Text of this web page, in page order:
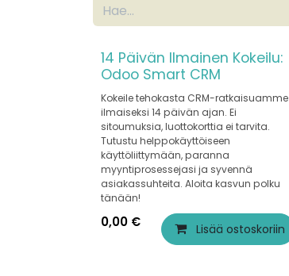
14 Päivän Ilmainen Kokeilu:
Odoo Smart CRM
Kokeile tehokasta CRM-ratkaisuamme
ilmaiseksi 14 päivän ajan. Ei
sitoumuksia, luottokorttia ei tarvita.
Tutustu helppokäyttöiseen
käyttöliittymään, paranna
myyntiprosessejasi ja syvennä
asiakassuhteita. Aloita kasvun polku
tänään!
0,00 € Lisää ostoskoriin